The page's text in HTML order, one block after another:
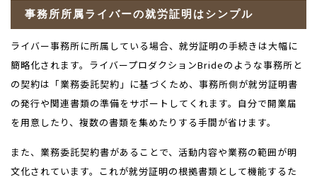
事務所所属ライバーの就労証明はシンプル
ライバー事務所に所属している場合、就労証明の手続きは大幅に
簡略化されます。ライバープロダクションBrideのような事務所と
の契約は「業務委託契約」に基づくため、事務所側が就労証明書
の発行や関連書類の準備をサポートしてくれます。自分で開業届
を用意したり、複数の書類を集めたりする手間が省けます。
また、業務委託契約書があることで、活動内容や業務の範囲が明
文化されています。これが就労証明の根拠書類として機能するた